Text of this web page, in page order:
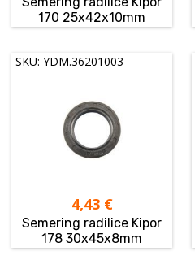
170 25x42x10mm
SKU: YDM.36201003
4,43 €
Semering radilice Kipor
178 30x45x8mm